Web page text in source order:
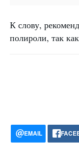
К слову,
полироли, так
EMAIL